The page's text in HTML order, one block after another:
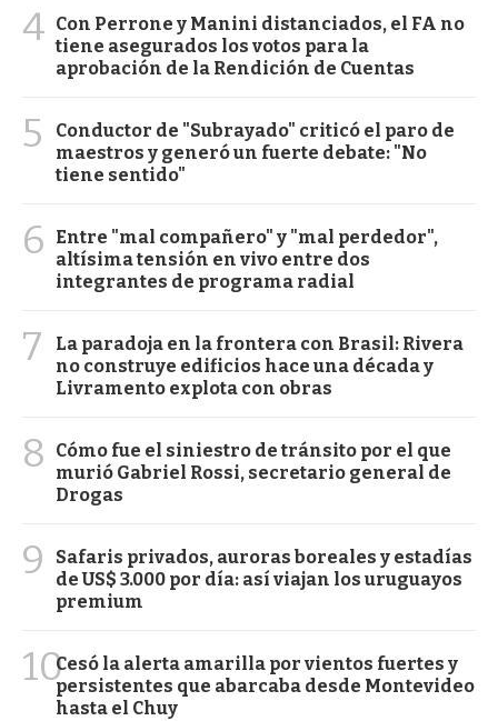
4 Con Perrone y Manini distanciados, el FA no
tiene asegurados los votos para la
aprobación de la Rendición de Cuentas
5
Conductor de "Subrayado" criticó el paro de
maestros y generó un fuerte debate: "No
tiene sentido"
6
Entre "mal compañero" y "mal perdedor",
altísima tensión en vivo entre dos
integrantes de programa radial
7
La paradoja en la frontera con Brasil: Rivera
no construye edificios hace una década y
Livramento explota con obras
8
Cómo fue el siniestro de tránsito por el que
murió Gabriel Rossi, secretario general de
Drogas
9
Safaris privados, auroras boreales y estadías
de US$ 3.000 por día: así viajan los uruguayos
premium
10Cesó la alerta amarilla por vientos fuertes y
persistentes que abarcaba desde Montevideo
hasta el Chuy